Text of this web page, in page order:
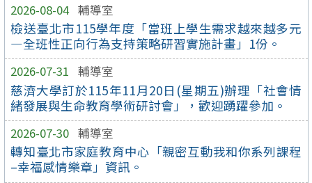
2026-08-04 輔導室
檢送臺北市115學年度「當班上學生需求越來越多元
—全班性正向行為支持策略研習實施計畫」1份。
2026-07-31 輔導室
慈濟大學訂於115年11月20日(星期五)辦理「社會情
緒發展與生命教育學術研討會」，歡迎踴躍參加。
2026-07-30 輔導室
轉知臺北市家庭教育中心「親密互動我和你系列課程
–幸福感情樂章」資訊。